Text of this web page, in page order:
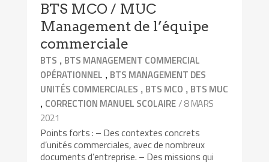
BTS MCO / MUC
Management de l’équipe
commerciale
BTS , BTS MANAGEMENT COMMERCIAL
OPÉRATIONNEL , BTS MANAGEMENT DES
UNITÉS COMMERCIALES , BTS MCO , BTS MUC
, CORRECTION MANUEL SCOLAIRE/ 8 MARS
2021
Points forts : – Des contextes concrets
d’unités commerciales, avec de nombreux
documents d’entreprise. – Des missions qui